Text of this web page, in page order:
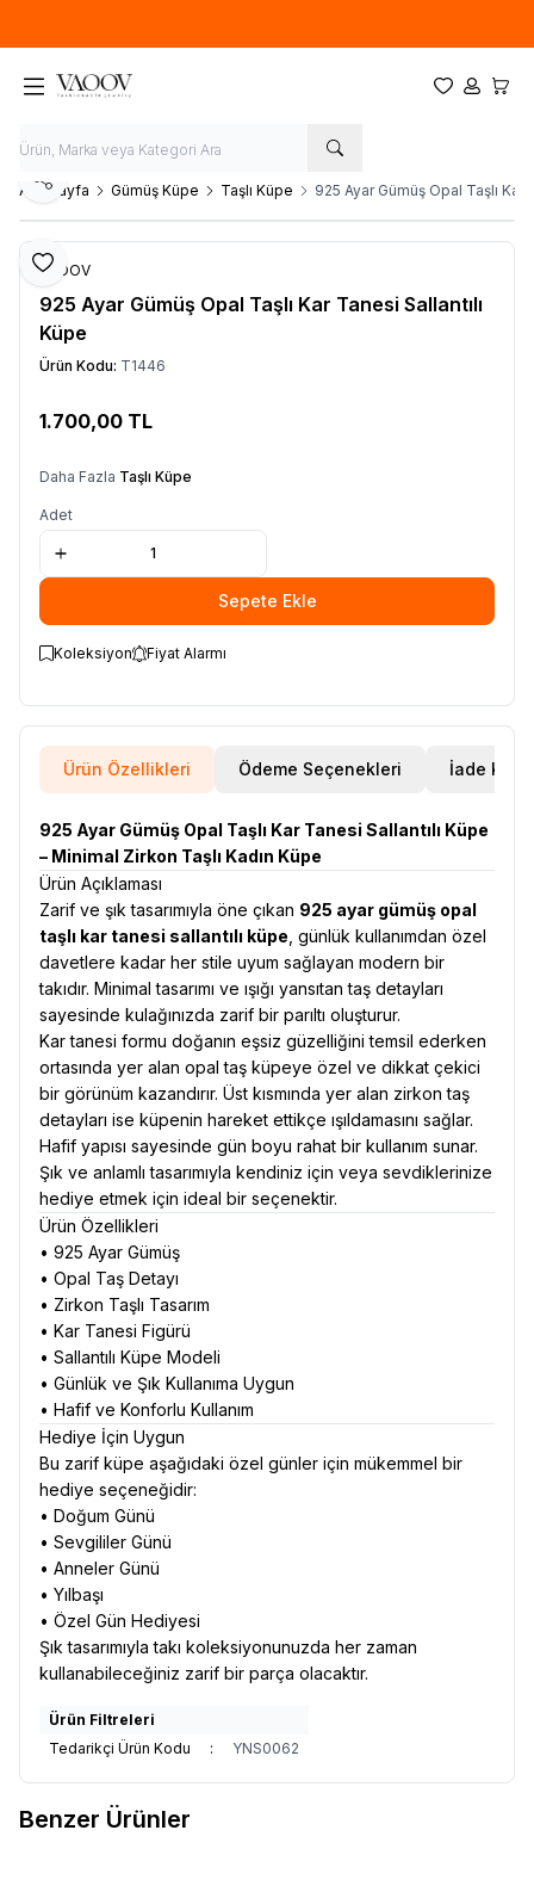
Favorilerim
Hesabım
Ana Sayfa Gümüş Küpe Taşlı Küpe 925 Ayar Gümüş Opal Taşlı Kar
Favoriye Ekle
Paylaş
VAOOV
925 Ayar Gümüş Opal Taşlı Kar Tanesi Sallantılı
Küpe
Ürün Kodu: T1446
1.700,00 TL
Daha Fazla Taşlı Küpe
Adet
Sepete Ekle
Koleksiyon Fiyat Alarmı
Ürün Özellikleri Ödeme Seçenekleri İade
925 Ayar Gümüş Opal Taşlı Kar Tanesi Sallantılı Küpe
– Minimal Zirkon Taşlı Kadın Küpe
Ürün Açıklaması
Zarif ve şık tasarımıyla öne çıkan 925 ayar gümüş opal
taşlı kar tanesi sallantılı küpe , günlük kullanımdan özel
davetlere kadar her stile uyum sağlayan modern bir
takıdır. Minimal tasarımı ve ışığı yansıtan taş detayları
sayesinde kulağınızda zarif bir parıltı oluşturur.
Kar tanesi formu doğanın eşsiz güzelliğini temsil ederken
ortasında yer alan opal taş küpeye özel ve dikkat çekici
bir görünüm kazandırır. Üst kısmında yer alan zirkon taş
detayları ise küpenin hareket ettikçe ışıldamasını sağlar.
Hafif yapısı sayesinde gün boyu rahat bir kullanım sunar.
Şık ve anlamlı tasarımıyla kendiniz için veya sevdiklerinize
hediye etmek için ideal bir seçenektir.
Ürün Özellikleri
• 925 Ayar Gümüş
• Opal Taş Detayı
• Zirkon Taşlı Tasarım
• Kar Tanesi Figürü
• Sallantılı Küpe Modeli
• Günlük ve Şık Kullanıma Uygun
• Hafif ve Konforlu Kullanım
Hediye İçin Uygun
Bu zarif küpe aşağıdaki özel günler için mükemmel bir
hediye seçeneğidir:
• Doğum Günü
• Sevgililer Günü
• Anneler Günü
• Yılbaşı
• Özel Gün Hediyesi
Şık tasarımıyla takı koleksiyonunuzda her zaman
kullanabileceğiniz zarif bir parça olacaktır.
Ürün Filtreleri
Tedarikçi Ürün Kodu
: YNS0062
Benzer Ürünler